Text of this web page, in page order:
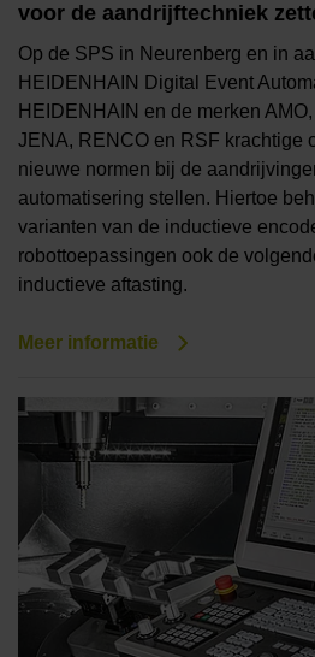
voor de aandrijftechniek
Op de SPS in Neurenberg en in
HEIDENHAIN Digital Event
HEIDENHAIN en de merken
JENA, RENCO en RSF krachtige
nieuwe normen bij de
automatisering stellen. Hiertoe
varianten van de inductieve
robottoepassingen ook de
inductieve aftasting.
Meer informatie